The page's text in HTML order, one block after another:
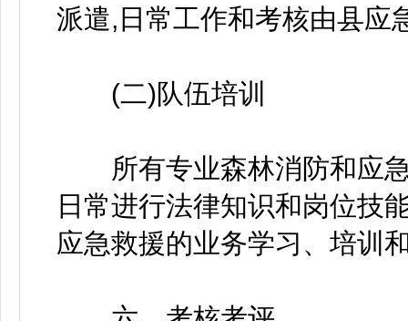
派遣,日常工作和考核由县应
(二)队伍培训
所有专业森林消防和应急
日常进行法律知识和岗位技
应急救援的业务学习、培训